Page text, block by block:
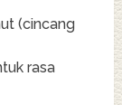
(cincang
rasa